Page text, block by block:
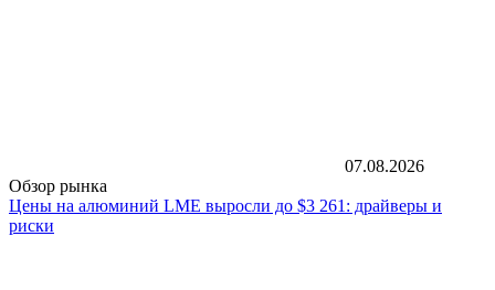
07.08.2026
Обзор рынка
Цены на алюминий LME выросли до $3 261: драйверы и
риски